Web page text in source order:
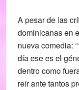
A pesar de las
dominicanas en
nueva comedia:
día ese es el
dentro como
reír ante tantos